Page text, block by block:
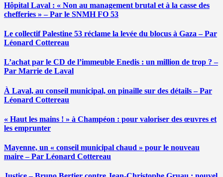
Hôpital Laval : « Non au management brutal et à la casse des
chefferies » – Par le SNMH FO 53
Le collectif Palestine 53 réclame la levée du blocus à Gaza – Par
Léonard Cottereau
L’achat par le CD de l’immeuble Enedis : un million de trop ? –
Par Marrie de Laval
À Laval, au conseil municipal, on pinaille sur des détails – Par
Léonard Cottereau
« Haut les mains ! » à Champéon : pour valoriser des œuvres et
les emprunter
Mayenne, un « conseil municipal chaud » pour le nouveau
maire – Par Léonard Cottereau